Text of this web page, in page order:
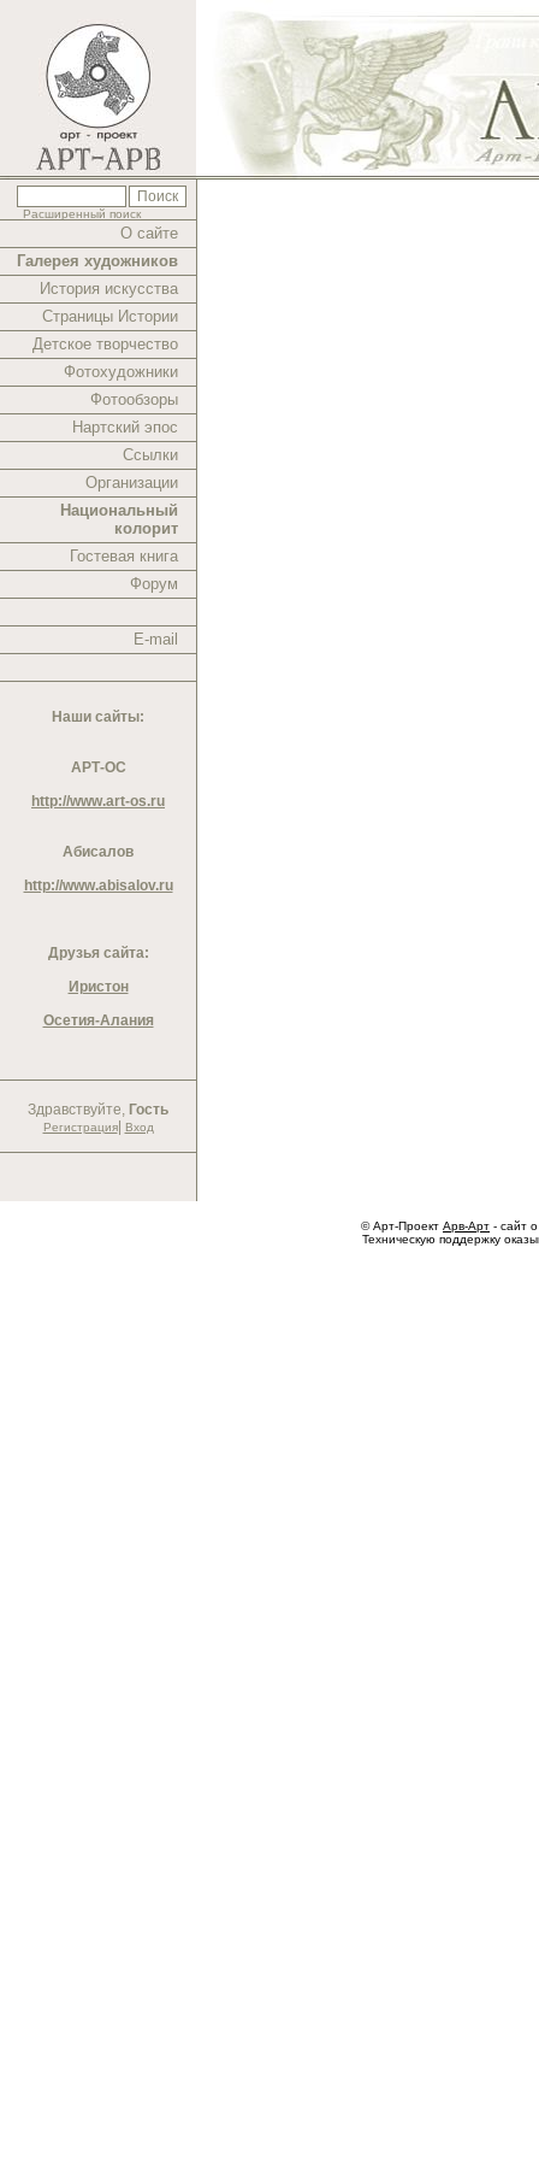
Расширенный поиск
О сайте
Галерея художников
История искусства
Страницы Истории
Детское творчество
Фотохудожники
Фотообзоры
Нартский эпос
Ссылки
Организации
Национальный
колорит
Гостевая книга
Форум
E-mail
Наши сайты:
АРТ-ОС
http://www.art-os.ru
Абисалов
http://www.abisalov.ru
Друзья сайта:
Иристон
Осетия-Алания
Здравствуйте, Гость
Регистрация| Вход
© Арт-Проект Арв-Арт - сайт
Техническую поддержку